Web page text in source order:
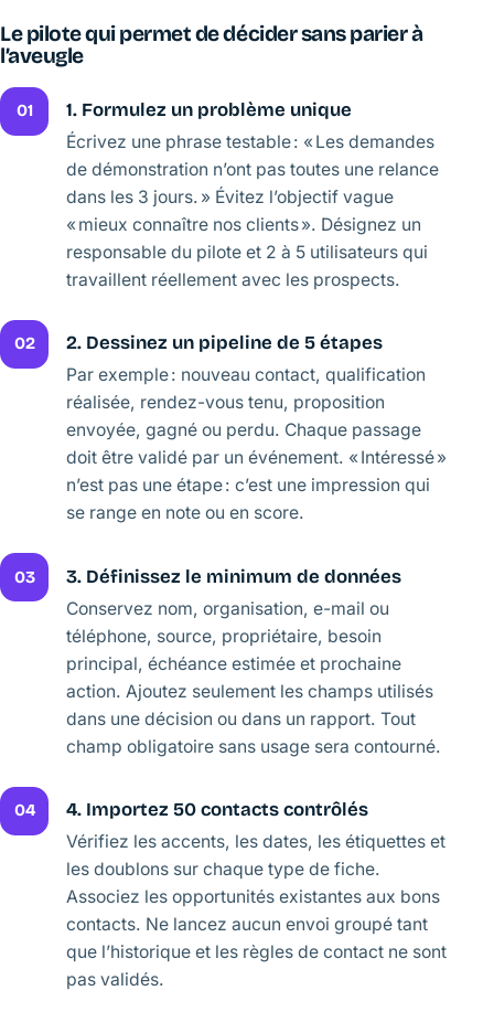
Le pilote qui permet de décider sans parier à
l’aveugle
01 1. Formulez un problème unique
Écrivez une phrase testable : « Les demandes
de démonstration n’ont pas toutes une relance
dans les 3 jours. » Évitez l’objectif vague
« mieux connaître nos clients ». Désignez un
responsable du pilote et 2 à 5 utilisateurs qui
travaillent réellement avec les prospects.
02 2. Dessinez un pipeline de 5 étapes
Par exemple : nouveau contact, qualification
réalisée, rendez-vous tenu, proposition
envoyée, gagné ou perdu. Chaque passage
doit être validé par un événement. « Intéressé »
n’est pas une étape : c’est une impression qui
se range en note ou en score.
03 3. Définissez le minimum de données
Conservez nom, organisation, e-mail ou
téléphone, source, propriétaire, besoin
principal, échéance estimée et prochaine
action. Ajoutez seulement les champs utilisés
dans une décision ou dans un rapport. Tout
champ obligatoire sans usage sera contourné.
04 4. Importez 50 contacts contrôlés
Vérifiez les accents, les dates, les étiquettes et
les doublons sur chaque type de fiche.
Associez les opportunités existantes aux bons
contacts. Ne lancez aucun envoi groupé tant
que l’historique et les règles de contact ne sont
pas validés.